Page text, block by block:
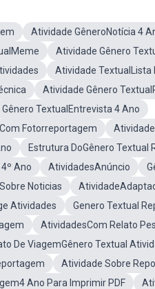
Atividade GêneroNotícia 4
Atividade Gênero
Atividade TextualLista
Atividade Gênero
Gênero TextualEntrevista 4 Ano
Fotorreportagem
Estrutura DoGênero Textual
Ano AtividadesAnúncio
Noticias
Atividades Genero Textual
AtividadesCom Relato
De ViagemGênero Textual
Atividade Sobre
Ano Para Imprimir PDF